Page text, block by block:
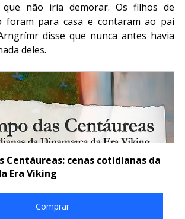
que não iria demorar. Os filhos de
foram para casa e contaram ao pai
disse que nunca antes havia
deles.
Centáureas: cenas cotidianas da
Era Viking
Comprar